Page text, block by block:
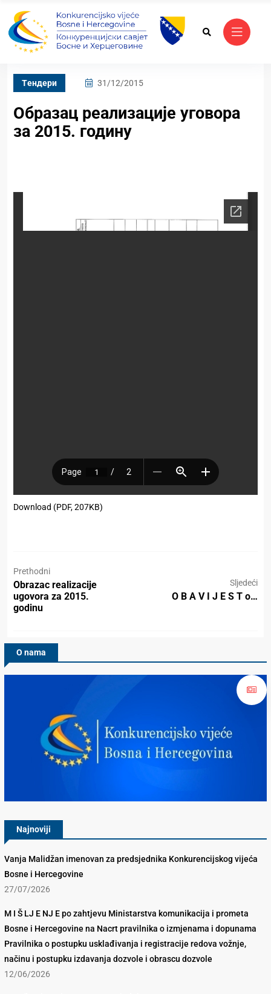
Tендери 31/12/2015
Образац реализације уговора
за 2015. годину
Download (PDF, 207KB)
Prethodni
Obrazac realizacije
ugovora za 2015.
godinu
Sljedeći
O B A V I J E S T o…
O nama
Najnoviji
Vanja Malidžan imenovan za predsjednika Konkurencijskog vijeća
Bosne i Hercegovine
27/07/2026
M I Š LJ E NJ E po zahtjevu Ministarstva komunikacija i prometa
Bosne i Hercegovine na Nacrt pravilnika o izmjenama i dopunama
Pravilnika o postupku usklađivanja i registracije redova vožnje,
načinu i postupku izdavanja dozvole i obrascu dozvole
12/06/2026